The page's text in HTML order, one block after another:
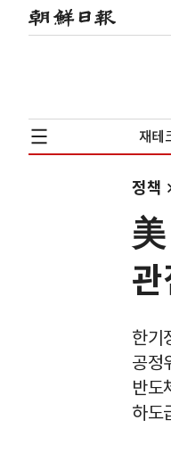
재테
정책
한기
공정
반도
하도